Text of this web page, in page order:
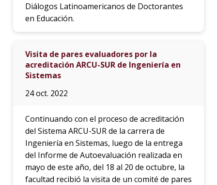
Diálogos Latinoamericanos de Doctorantes
en Educación.
Visita de pares evaluadores por la
acreditación ARCU-SUR de Ingeniería en
Sistemas
24 oct. 2022
Continuando con el proceso de acreditación
del Sistema ARCU-SUR de la carrera de
Ingeniería en Sistemas, luego de la entrega
del Informe de Autoevaluación realizada en
mayo de este año, del 18 al 20 de octubre, la
facultad recibió la visita de un comité de pares